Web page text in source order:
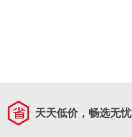
天天低价，畅选无忧